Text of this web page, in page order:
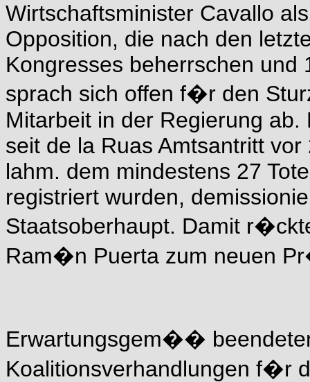
Wirtschaftsminister Cavallo
Opposition, die nach den
Kongresses beherrschen
sprach sich offen f�r den
Mitarbeit in der Regierung
seit de la Ruas Amtsantritt
lahm. dem mindestens 27
registriert wurden,
Staatsoberhaupt. Damit
Ram�n Puerta zum neuen
Erwartungsgem��
Koalitionsverhandlungen f�r